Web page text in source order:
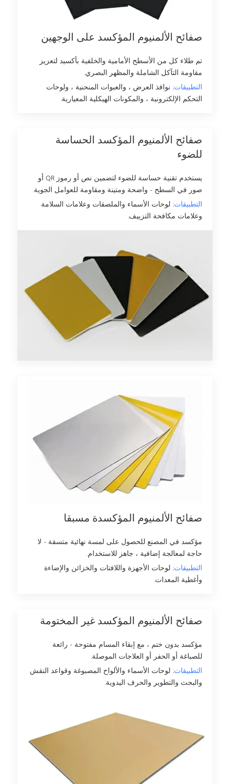
صفائح الألمنيوم المؤكسد على الوجهين
تم طلاء كل من الأسطح الأمامية والخلفية بأكسيد لتعزيز
مقاومة التآكل الشاملة والمظهر البصري.
التطبيقات: نوافذ العرض ، والعبوات المنحنية ، ولوحات
التحكم الإلكترونية ، والمكونات الهيكلية المعيارية.
صفائح الألمنيوم المؤكسد الحساسة
للضوء
يستخدم تقنية حساسة للضوء لتضمين نص أو رموز QR أو
صور في السطح - واضحة ومتينة ومقاومة للعوامل الجوية.
التطبيقات: لوحات الأسماء والملصقات وعلامات السلامة
وعلامات مكافحة التزييف.
صفائح الألمنيوم المؤكسدة مسبقا
مؤكسد في المصنع للحصول على لمسة نهائية متسقة - لا
حاجة لمعالجة إضافية ، جاهز للاستخدام.
التطبيقات: لوحات الأجهزة واللافتات والخزائن والإضاءة
وأغطية المعدات.
صفائح الألمنيوم المؤكسد غير المختومة
مؤكسد بدون ختم ، مع إبقاء المسام مفتوحة - رائعة
للصباغة أو الحفر أو العلاجات الموصلة.
التطبيقات: لوحات الأسماء والألواح المصبوغة وقواعد النقش
والبحث والتطوير والحرف اليدوية.